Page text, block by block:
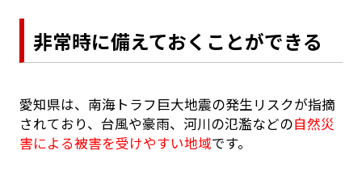
非常時に備えておくことができる
愛知県は、南海トラフ巨大地震の発生リスクが指摘
されており、台風や豪雨、河川の氾濫などの自然災
害による被害を受けやすい地域です。